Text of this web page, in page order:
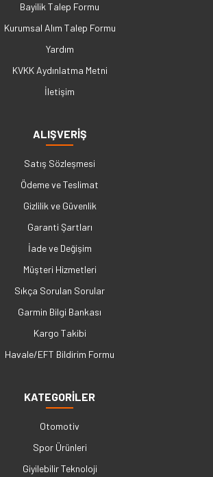
Bayilik Talep Formu
Kurumsal Alım Talep Formu
Yardım
KVKK Aydınlatma Metni
İletişim
ALIŞVERİŞ
Satış Sözleşmesi
Ödeme ve Teslimat
Gizlilik ve Güvenlik
Garanti Şartları
İade ve Değişim
Müşteri Hizmetleri
Sıkça Sorulan Sorular
Garmin Bilgi Bankası
Kargo Takibi
Havale/EFT Bildirim Formu
KATEGORİLER
Otomotiv
Spor Ürünleri
Giyilebilir Teknoloji